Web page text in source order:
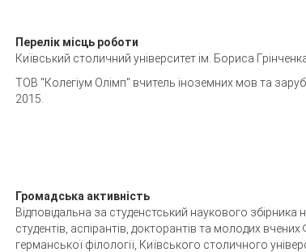
Перелік місць роботи
Київський столичний університет ім. Бориса
ТОВ "Колегіум Олімп" вчитель іноземних мов та
2015.
Громадська активність
Відповідальна за студенстський наукового
студентів, аспірантів, докторантів та молодих
германської філології, Київського столичного